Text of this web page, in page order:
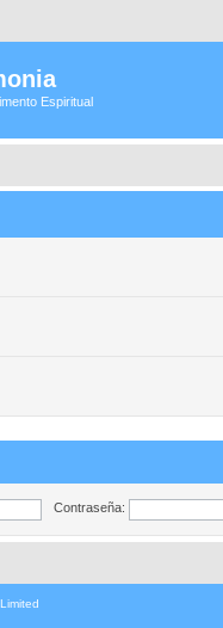
Espiritual
Contraseña: